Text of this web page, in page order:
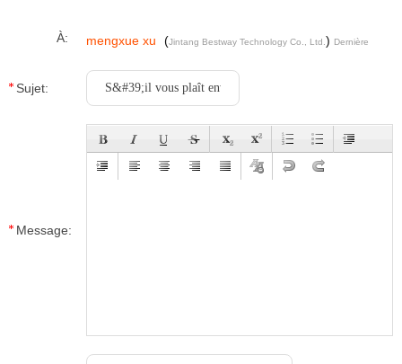
À: mengxue xu (Jintang Bestway Technology Co., Ltd. ) Dernière
connexion : 6 heures 58 minuts Il ya
Sujet:
Message: